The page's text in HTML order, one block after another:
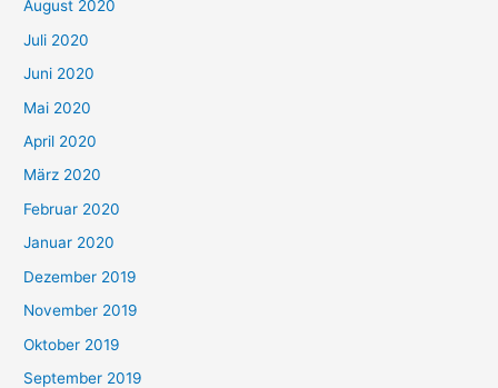
August 2020
Juli 2020
Juni 2020
Mai 2020
April 2020
März 2020
Februar 2020
Januar 2020
Dezember 2019
November 2019
Oktober 2019
September 2019